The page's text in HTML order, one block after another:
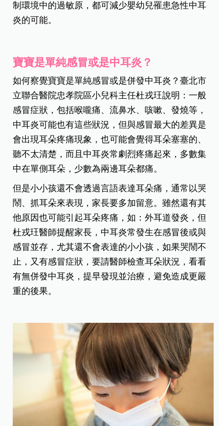
制環境中的過敏原，都可減少嬰幼兒罹患急性中耳
炎的可能。
寶寶是單純感冒或是中耳炎？
如何察覺寶寶是單純感冒或是併發中耳炎？臺北市
立聯合醫院忠孝院區小兒科主任杜戎玨說明：一般
感冒症狀，包括喉嚨痛、流鼻水、咳嗽、發燒等，
中耳炎可能也有這些狀況，但與感冒最大的差異是
會出現耳朵疼痛現象，也可能會覺得耳朵塞塞的、
聽不太清楚，而且中耳炎常劇烈疼痛起來，多數集
中在單側耳朵，少數為兩邊耳朵都痛。
但是小小孩還不會透過言語表達耳朵痛，通常以哭
鬧、抓耳朵來表現，家長要多加留意。雖然還有其
他原因也可能引起耳朵疼痛，如：外耳道發炎，但
杜戎玨醫師提醒家長，中耳炎常發生在感冒後或與
感冒並存，尤其還不會表達的小小孩，如果哭鬧不
止，又有感冒症狀，要請醫師檢查耳朵狀況，看看
有無併發中耳炎，提早發現並治療，避免造成更嚴
重的後果。